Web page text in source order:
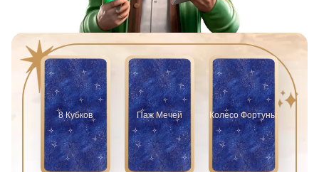
8 Кубков Паж Мечей Колесо Фортуны